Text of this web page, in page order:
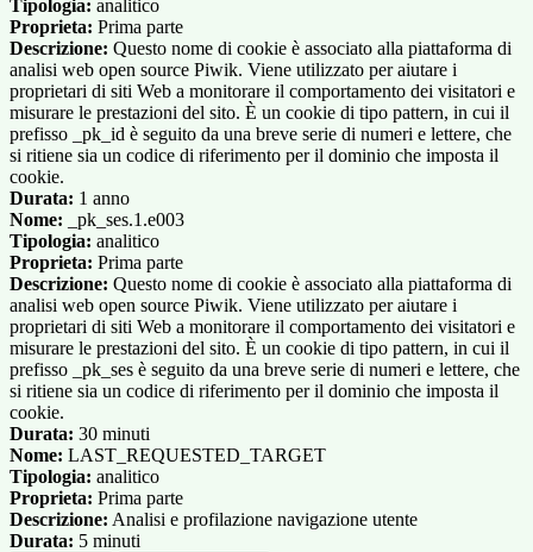
Tipologia: analitico
Proprieta: Prima parte
Descrizione: Questo nome di cookie è associato alla piattaforma di
analisi web open source Piwik. Viene utilizzato per aiutare i
proprietari di siti Web a monitorare il comportamento dei visitatori e
misurare le prestazioni del sito. È un cookie di tipo pattern, in cui il
prefisso _pk_id è seguito da una breve serie di numeri e lettere, che
si ritiene sia un codice di riferimento per il dominio che imposta il
cookie.
Durata: 1 anno
Nome: _pk_ses.1.e003
Tipologia: analitico
Proprieta: Prima parte
Descrizione: Questo nome di cookie è associato alla piattaforma di
analisi web open source Piwik. Viene utilizzato per aiutare i
proprietari di siti Web a monitorare il comportamento dei visitatori e
misurare le prestazioni del sito. È un cookie di tipo pattern, in cui il
prefisso _pk_ses è seguito da una breve serie di numeri e lettere, che
si ritiene sia un codice di riferimento per il dominio che imposta il
cookie.
Durata: 30 minuti
Nome: LAST_REQUESTED_TARGET
Tipologia: analitico
Proprieta: Prima parte
Descrizione: Analisi e profilazione navigazione utente
Durata: 5 minuti